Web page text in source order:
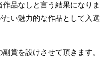
品なしと言う結果になりま
い魅力的な作品として入選
賞を設けさせて頂きます。